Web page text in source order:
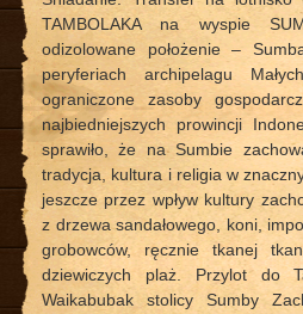
TAMBOLAKA na wyspie
odizolowane położenie –
peryferiach archipelagu
ograniczone zasoby
najbiedniejszych prowincji
sprawiło, że na Sumbie
tradycja, kultura i religia w
jeszcze przez wpływ kultury
z drzewa sandałowego, koni,
grobowców, ręcznie tkanej
dziewiczych plaż. Przylot do
Waikabubak stolicy Sumby